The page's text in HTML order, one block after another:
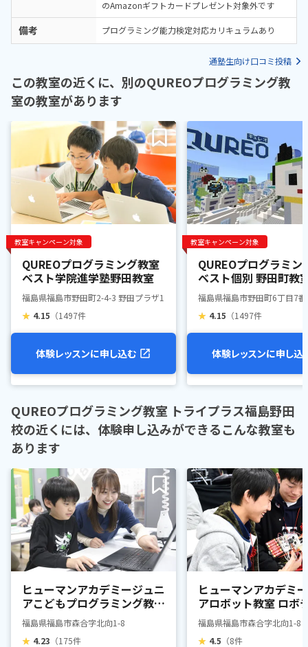
のAmazonギフトカードプレゼント対象外です
備考 プログラミング能力検定対応カリキュラムあり
通塾生向け口コミ投稿
この教室の近くに、別のQUREOプログラミング教
室の教室があります
教室キャンペーン対象
QUREOプログラミング教室
ベスト学院進学塾野田教室
福島県福島市野田町2-4-3 野田プラザ1階
★ 4.15 （1497件
体験レッスンに申し込む
教室キャンペーン対象
QUREOプログラミン
ベスト個別 野田町教
福島県福島市野田町6丁目7
★ 4.15 （1497件
体験レッスンに申し込
QUREOプログラミング教室 トライプラス福島野田
校の近くには、体験申し込みができるこんな教室も
あります
ヒューマンアカデミージュニ
アこどもプログラミング教室
福島森合
福島県福島市森合字北向1-8
★ 4.23 （175件
ヒューマンアカデミ
アロボット教室 ロボ
スプロフェッサーコ
島森合教室
福島県福島市森合字北向1-8
★ 4.5 （8件